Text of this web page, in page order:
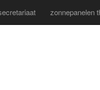
zonnepanelen